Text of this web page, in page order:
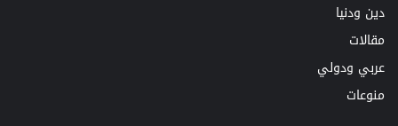
دين ودنيا
مقالات
عربي ودولي
منوعات